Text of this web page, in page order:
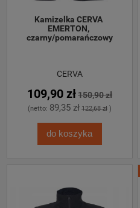
Kamizelka CERVA
EMERTON,
czarny/pomarańczowy
CERVA
109,90 zł150,90 zł
(netto: 89,35 zł 122,68 zł)
do koszyka